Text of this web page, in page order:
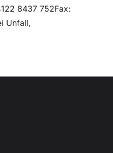
8437 752Fax:
Unfall,